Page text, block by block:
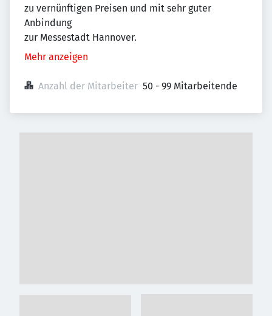
zu vernünftigen Preisen und mit sehr guter
Anbindung
zur Messestadt Hannover.
Mehr anzeigen
Anzahl der Mitarbeiter 50 - 99 Mitarbeitende